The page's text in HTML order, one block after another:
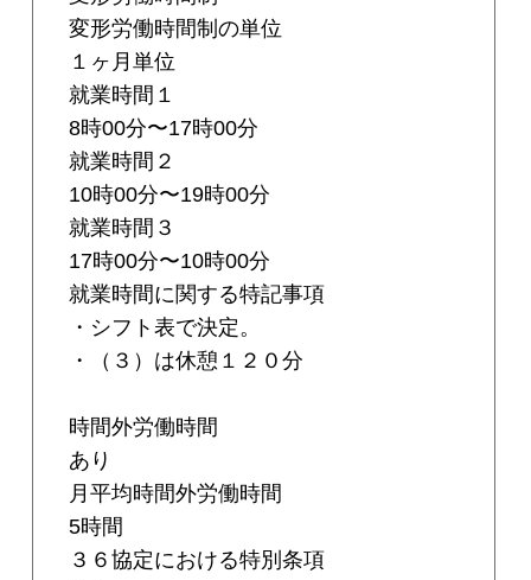
変形労働時間制の単位
１ヶ月単位
就業時間１
8時00分〜17時00分
就業時間２
10時00分〜19時00分
就業時間３
17時00分〜10時00分
就業時間に関する特記事項
・シフト表で決定。
・（３）は休憩１２０分
時間外労働時間
あり
月平均時間外労働時間
5時間
３６協定における特別条項